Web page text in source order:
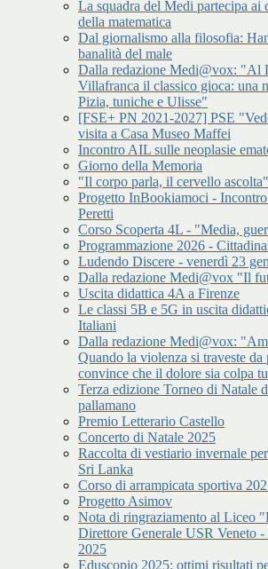
La squadra del Medi partecipa ai
della matematica
Dal giornalismo alla filosofia:
banalità del male
Dalla redazione Medi@vox: "Al
Villafranca il classico gioca: una
Pizia, tuniche e Ulisse"
[FSE+ PN 2021-2027] PSE
visita a Casa Museo Maffei
Incontro AIL sulle neoplasie
Giorno della Memoria
"Il corpo parla, il cervello ascolta"
Progetto InBookiamoci -
Peretti
Corso Scoperta 4L - "Media,
Programmazione 2026 -
Ludendo Discere - venerdì 23
Dalla redazione Medi@vox "Il
Uscita didattica 4A a Firenze
Le classi 5B e 5G in uscita
Italiani
Dalla redazione Medi@vox:
Quando la violenza si traveste da
convince che il dolore sia colpa
Terza edizione Torneo di Natale
pallamano
Premio Letterario Castello
Concerto di Natale 2025
Raccolta di vestiario invernale
Sri Lanka
Corso di arrampicata sportiva
Progetto Asimov
Nota di ringraziamento al Liceo
Direttore Generale USR Veneto
2025
Eduscopio 2025: ottimi risultati